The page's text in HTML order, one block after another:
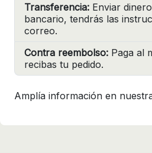
Transferencia: Enviar
bancario, tendrás las
correo.
Contra reembolso: Paga al
recibas tu pedido.
Amplía información en